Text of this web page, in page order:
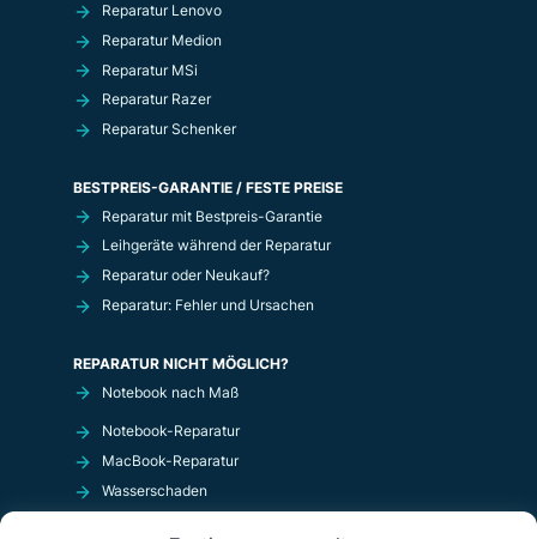
Reparatur Lenovo
Reparatur Medion
Reparatur MSi
Reparatur Razer
Reparatur Schenker
BESTPREIS-GARANTIE / FESTE PREISE
Reparatur mit Bestpreis-Garantie
Leihgeräte während der Reparatur
Reparatur oder Neukauf?
Reparatur: Fehler und Ursachen
REPARATUR NICHT MÖGLICH?
Notebook nach Maß
Notebook-Reparatur
MacBook-Reparatur
Wasserschaden